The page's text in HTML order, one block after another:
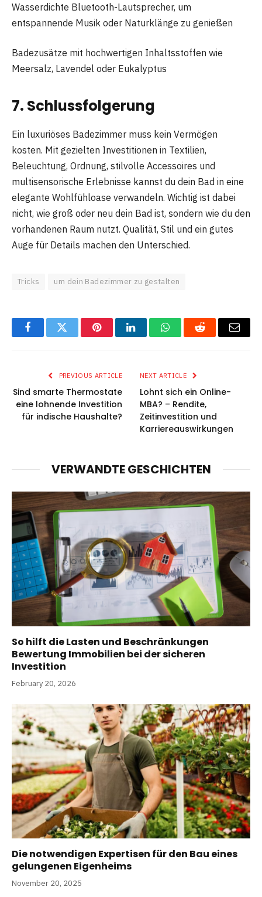
Wasserdichte Bluetooth-Lautsprecher, um
entspannende Musik oder Naturklänge zu genießen
Badezusätze mit hochwertigen Inhaltsstoffen wie
Meersalz, Lavendel oder Eukalyptus
7. Schlussfolgerung
Ein luxuriöses Badezimmer muss kein Vermögen
kosten. Mit gezielten Investitionen in Textilien,
Beleuchtung, Ordnung, stilvolle Accessoires und
multisensorische Erlebnisse kannst du dein Bad in eine
elegante Wohlfühloase verwandeln. Wichtig ist dabei
nicht, wie groß oder neu dein Bad ist, sondern wie du den
vorhandenen Raum nutzt. Qualität, Stil und ein gutes
Auge für Details machen den Unterschied.
Tricks um dein Badezimmer zu gestalten
FacebookTwitter PinterestLinkedInWhatsAppReddit Email
PREVIOUS ARTICLE
Sind smarte Thermostate
eine lohnende Investition
für indische Haushalte?
NEXT ARTICLE
Lohnt sich ein Online-
MBA? – Rendite,
Zeitinvestition und
Karriereauswirkungen
VERWANDTE GESCHICHTEN
So hilft die Lasten und Beschränkungen
Bewertung Immobilien bei der sicheren
Investition
February 20, 2026
Die notwendigen Expertisen für den Bau eines
gelungenen Eigenheims
November 20, 2025